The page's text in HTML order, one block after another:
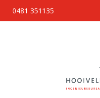
0481 351135